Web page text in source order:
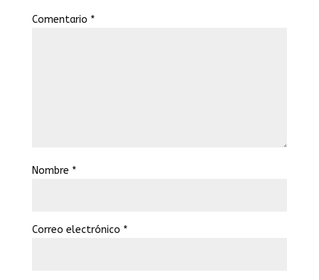
Comentario *
Nombre *
Correo electrónico *